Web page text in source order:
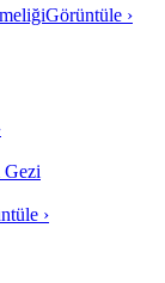
Görüntüle ›
Gezi
›